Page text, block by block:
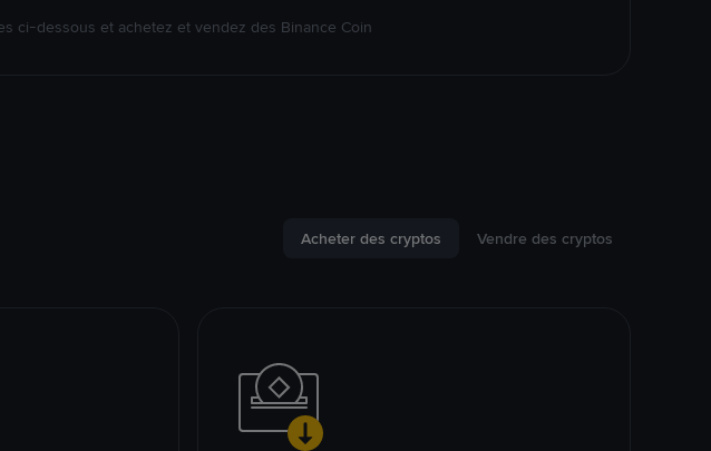
ci-dessous et achetez et vendez des Binance Coin
Acheter des cryptos Vendre des cryptos